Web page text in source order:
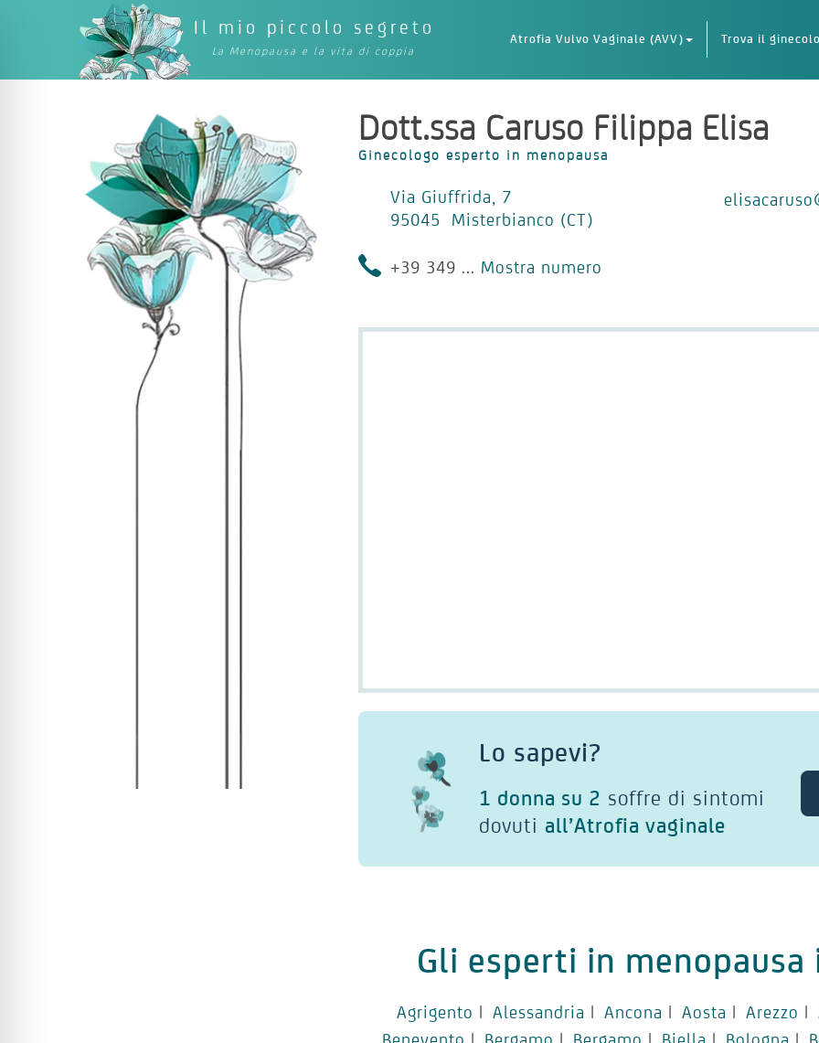
Il mio piccolo segreto
La Menopausa e la vita di coppia
Atrofia Vulvo Vaginale (AVV) Trova il
Dott.ssa Caruso Filippa Elisa
Ginecologo esperto in menopausa
Via Giuffrida, 7
95045 Misterbianco (CT)
+39 349 ... Mostra numero
Lo sapevi?
1 donna su 2 soffre di sintomi
dovuti all’Atrofia vaginale
Gli esperti in
Agrigento | Alessandria | Ancona | Aosta | Arezzo |